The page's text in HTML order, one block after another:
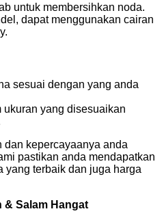
untuk membersihkan noda.
dapat menggunakan cairan
sesuai dengan yang anda
yang disesuaikan
dan kepercayaanya anda
pastikan anda mendapatkan
yang terbaik dan juga harga
& Salam Hangat